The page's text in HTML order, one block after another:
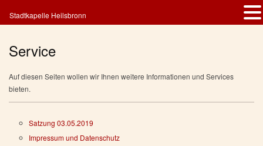
Service
Auf diesen Seiten wollen wir Ihnen weitere Informationen und Services
bieten.
Satzung 03.05.2019
Impressum und Datenschutz
Stadtkapelle Heilsbronn